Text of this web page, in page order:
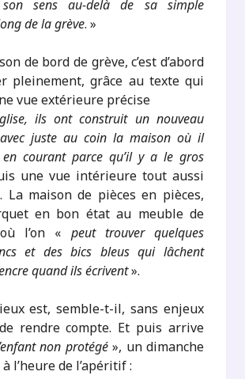
sens au-delà de sa simple
de la grève. »
de bord de grève, c’est d’abord
pleinement, grâce au texte qui
vue extérieure précise
ils ont construit un nouveau
juste au coin la maison où il
courant parce qu’il y a le gros
une vue intérieure tout aussi
La maison de pièces en pièces,
en bon état au meuble de
l’on « peut trouver quelques
et des bics bleus qui lâchent
quand ils écrivent».
est, semble-t-il, sans enjeux
rendre compte. Et puis arrive
non protégé», un dimanche
l’heure de l’apéritif :